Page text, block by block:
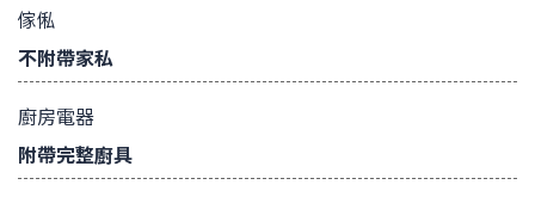
傢俬
不附帶家私
廚房電器
附帶完整廚具